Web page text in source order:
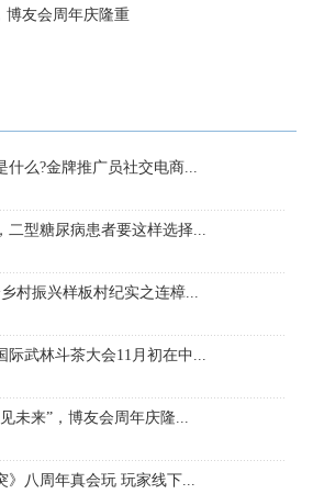
博友会周年庆隆重
什么?金牌推广员社交电商...
二型糖尿病患者要这样选择...
村振兴样板村纪实之连樟...
际武林斗茶大会11月初在中...
未来”，博友会周年庆隆...
》八周年真会玩 玩家线下...